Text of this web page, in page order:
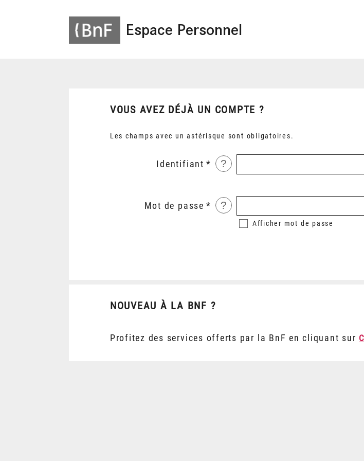
Espace Personnel
VOUS AVEZ DÉJÀ UN COMPTE ?
Les champs avec un astérisque sont obligatoires.
Identifiant ?
Mot de passe ?
Afficher mot de passe
NOUVEAU À LA BNF ?
Profitez des services offerts par la BnF en cliquant sur